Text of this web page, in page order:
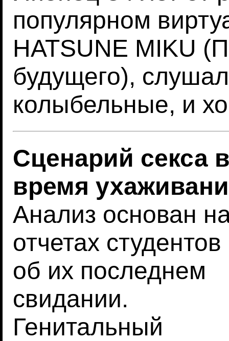
популярном
HATSUNE MIKU
будущего),
колыбельные, и
Сценарий секса
время
Анализ основан
отчетах студентов
об их последнем
свидании.
Генитальный